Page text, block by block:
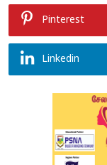
Pinterest
Linkedin